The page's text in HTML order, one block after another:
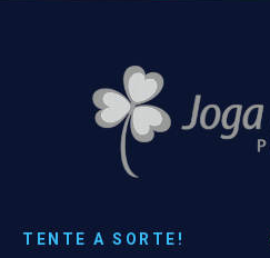
TENTE A SORTE!